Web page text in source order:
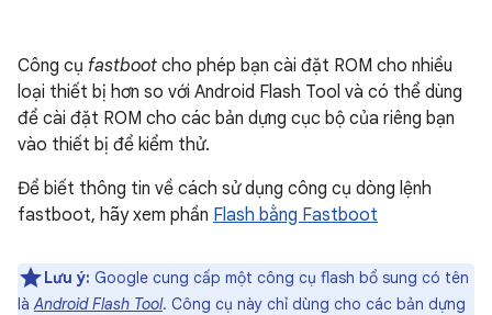
Công cụ fastboot cho phép bạn cài đặt ROM cho nhiều
loại thiết bị hơn so với Android Flash Tool và có thể dùng
để cài đặt ROM cho các bản dựng cục bộ của riêng bạn
vào thiết bị để kiểm thử.
Để biết thông tin về cách sử dụng công cụ dòng lệnh
fastboot, hãy xem phần Flash bằng Fastboot
Lưu ý: Google cung cấp một công cụ flash bổ sung có tên
làAndroid Flash Tool. Công cụ này chỉ dùng cho các bản dựng